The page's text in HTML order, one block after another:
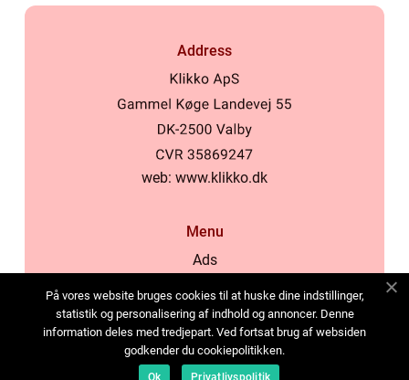
Address
web: www.klikko.dk
Menu
Ads
Cookies
Contact
Sitemap
På vores website bruges cookies til at huske dine indstillinger,
statistik og personalisering af indhold og annoncer. Denne
information deles med tredjepart. Ved fortsat brug af websiden
godkender du cookiepolitikken.
Ok Privatlivspolitik